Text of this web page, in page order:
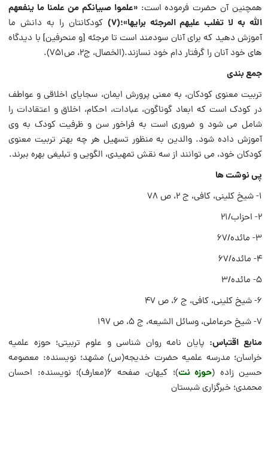
همچنین آن حضرت فرموده است:«علموا صبیانکم من علمنا ما ینفعهم
الله به لا تغلب علیهم المرجئه برایها»؛(7)
کودکانتان را به دانش ما
آموزش دهید که برای آنان سودمند است تا مرجئه [و منحرفین] با دیدگاه
های خود آنان را گرفتار دام خود نسازند.(الخصال، ج۲، ص۷۵۱).
جمع بندی
تربیت معنوی کودکان، به معنی پرورش ایمان، سجایای اخلاقی و عواطف
در کودک است که ابعاد گوناگون، عبادات، احکام، اخلاق و اعتقادات را
شامل می شود و ضروری است به فراخور سن و ظرفیت کودک به وی
آموزش داده شود. والدین به منظور تسهیل هر چه بهتر تربیت معنوی
کودکان خود، می توانند از سه نقش تمهیدی، الگویی و تبلیغی بهره ببرند.
پی نوشت ها
1- شیخ کلینی، کافی، ج ۲، ص 78
2- احزاب/21
3- مائده/67
4- مائده/67
5- مائده/3
6- شیخ کلینی، کافی، ج 6، ص 47
7- شیخ حرعاملی، وسائل الشیعه، ج 5، ص 197
منابع اقتباس: پایان نامه روان شناسی و علوم تربیتی؛ حوزه علمیه
خراسان؛ مدرسه علمیه حضرت خدیجه(س) مشهد؛ نویسنده: معصومه
حسین زاده (حوزه نت
)؛ کیهان، صفحه ۶(معارف)؛ نویسنده: احسان
محمدی؛ خبرگزاری شبستان